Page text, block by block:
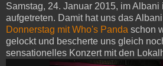
Samstag, 24. Januar 2015, im Albani
aufgetreten. Damit hat uns das
Donnerstag mit Who's Panda schon
gelockt und bescherte uns gleich
sensationelles Konzert mit den